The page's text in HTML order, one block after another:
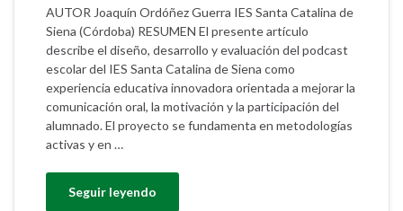
AUTOR Joaquín Ordóñez Guerra IES Santa Catalina de
Siena (Córdoba) RESUMEN El presente artículo
describe el diseño, desarrollo y evaluación del podcast
escolar del IES Santa Catalina de Siena como
experiencia educativa innovadora orientada a mejorar la
comunicación oral, la motivación y la participación del
alumnado. El proyecto se fundamenta en metodologías
activas y en …
Seguir leyendo